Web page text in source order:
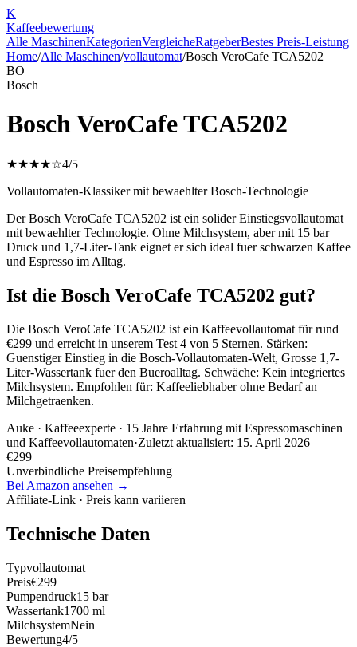
K
Kaffeebewertung
Alle MaschinenKategorienVergleicheRatgeberBestes Preis-Leistung
Home/Alle Maschinen/vollautomat/Bosch VeroCafe TCA5202
BO
Bosch
Bosch VeroCafe TCA5202
★★★★☆4/5
Vollautomaten-Klassiker mit bewaehlter Bosch-Technologie
Der Bosch VeroCafe TCA5202 ist ein solider Einstiegsvollautomat
mit bewaehlter Technologie. Ohne Milchsystem, aber mit 15 bar
Druck und 1,7-Liter-Tank eignet er sich ideal fuer schwarzen Kaffee
und Espresso im Alltag.
Ist die Bosch VeroCafe TCA5202 gut?
Die Bosch VeroCafe TCA5202 ist ein Kaffeevollautomat für rund
€299 und erreicht in unserem Test 4 von 5 Sternen. Stärken:
Guenstiger Einstieg in die Bosch-Vollautomaten-Welt, Grosse 1,7-
Liter-Wassertank fuer den Bueroalltag. Schwäche: Kein integriertes
Milchsystem. Empfohlen für: Kaffeeliebhaber ohne Bedarf an
Milchgetraenken.
Auke · Kaffeeexperte · 15 Jahre Erfahrung mit Espressomaschinen
und Kaffeevollautomaten·Zuletzt aktualisiert: 15. April 2026
€299
Unverbindliche Preisempfehlung
Bei Amazon ansehen →
Affiliate-Link · Preis kann variieren
Technische Daten
Typvollautomat
Preis€299
Pumpendruck15 bar
Wassertank1700 ml
MilchsystemNein
Bewertung4/5